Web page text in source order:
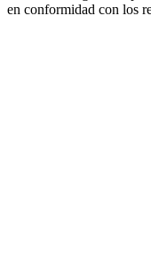
en conformidad con los